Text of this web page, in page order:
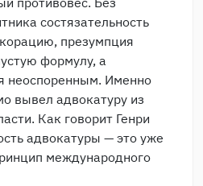
состязательность
презумпция
формулу, а
неоспоренным. Именно
вывел адвокатуру из
Как говорит Генри
адвокатуры — это уже
международного